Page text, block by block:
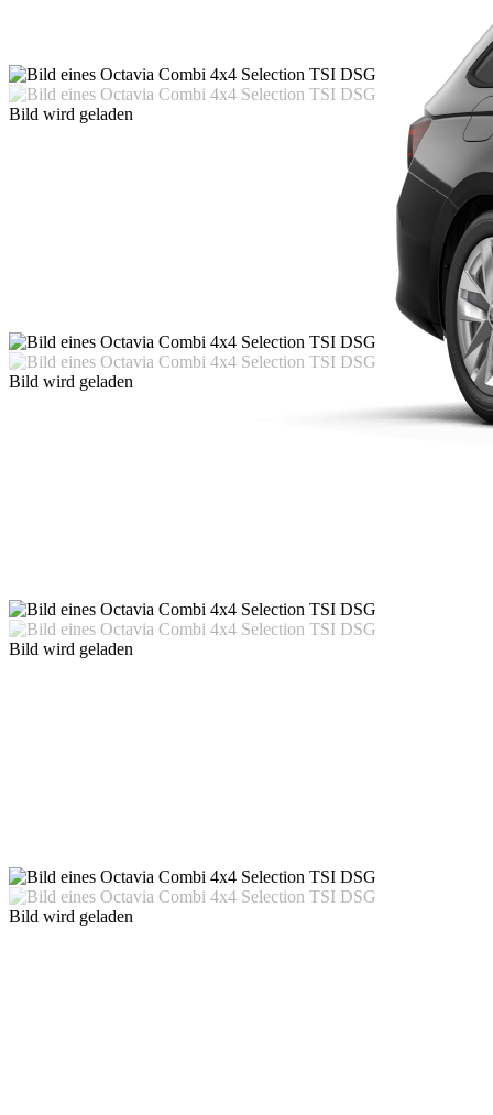
Bild wird geladen
Bild wird geladen
Bild wird geladen
Bild wird geladen